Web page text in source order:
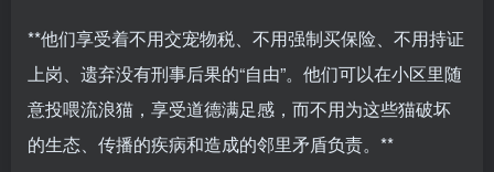
**他们享受着不用交宠物税、不用强制买保险、不用持证
上岗、遗弃没有刑事后果的“自由”。他们可以在小区里随
意投喂流浪猫，享受道德满足感，而不用为这些猫破坏
的生态、传播的疾病和造成的邻里矛盾负责。**